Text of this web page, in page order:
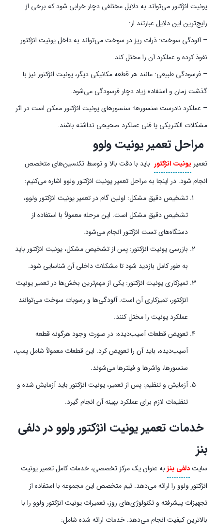
یونیت انژکتور می‌تواند به دلایل مختلفی دچار خرابی شود که برخی از
رایج‌ترین این دلایل عبارتند از:
– آلودگی سوخت: ذرات ریز در سوخت می‌تواند به داخل یونیت انژکتور
نفوذ کرده و عملکرد آن را مختل کند.
– فرسودگی طبیعی: مانند هر قطعه مکانیکی دیگر، یونیت انژکتور نیز با
گذشت زمان و استفاده زیاد دچار فرسودگی می‌شود.
– عملکرد نادرست سنسورها: سنسورهای یونیت انژکتور ممکن است در اثر
مشکلات الکتریکی یا فنی عملکرد صحیحی نداشته باشند.
مراحل تعمیر یونیت ولوو
تعمیر یونیت انژکتور باید با دقت بالا و توسط تکنسین‌های متخصص
انجام شود. در اینجا به مراحل تعمیر یونیت انژکتور ولوو اشاره می‌کنیم:
تشخیص دقیق مشکل: اولین گام در تعمیر یونیت انژکتور ولوو،
تشخیص دقیق مشکل است. این مرحله معمولاً با استفاده از
دستگاه‌های تست انژکتور انجام می‌شود.
بازرسی یونیت انژکتور: پس از تشخیص مشکل، یونیت انژکتور باید
به طور کامل بازدید شود تا مشکلات داخلی آن شناسایی شود.
تمیزکاری یونیت انژکتور: یکی از مهم‌ترین بخش‌ها در تعمیر یونیت
انژکتور، تمیزکاری آن است. آلودگی‌ها و رسوبات سوخت می‌توانند
عملکرد یونیت را مختل کنند.
تعویض قطعات آسیب‌دیده: در صورت وجود هرگونه قطعه
آسیب‌دیده، باید آن را تعویض کرد. این قطعات معمولاً شامل پمپ،
سنسورها، واشرها و فیلترها می‌شوند.
آزمایش و تنظیم: پس از تعمیر، یونیت انژکتور باید آزمایش شده و
تنظیمات لازم برای عملکرد بهینه آن انجام گیرد.
خدمات تعمیر یونیت انژکتور ولوو در دلفی
بنز
سایتدلفی بنز به عنوان یک مرکز تخصصی، خدمات کامل تعمیر یونیت
انژکتور ولوو را ارائه می‌دهد. تیم متخصص این مجموعه با استفاده از
تجهیزات پیشرفته و تکنولوژی‌های روز، تعمیرات یونیت انژکتور ولوو را با
بالاترین کیفیت انجام می‌دهد. خدمات ارائه شده شامل: